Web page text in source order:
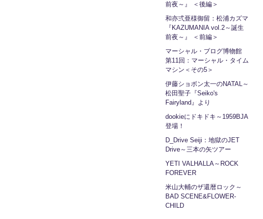
前夜～』 ＜後編＞
和亦弍亜様御留：松浦カズマ
『KAZUMANIA vol.2～誕生
前夜～』 ＜前編＞
マーシャル・ブログ博物館
第11回：マーシャル・タイム
マシン＜その5＞
伊藤ショボン太一のNATAL～
松田聖子『Seiko's
Fairyland』より
dookieにドキドキ～1959BJA
登場！
D_Drive Seiji：地獄のJET
Drive～三本の矢ツアー
YETI VALHALLA～ROCK
FOREVER
米山大輔のザ還暦ロック～
BAD SCENE&FLOWER-
CHILD